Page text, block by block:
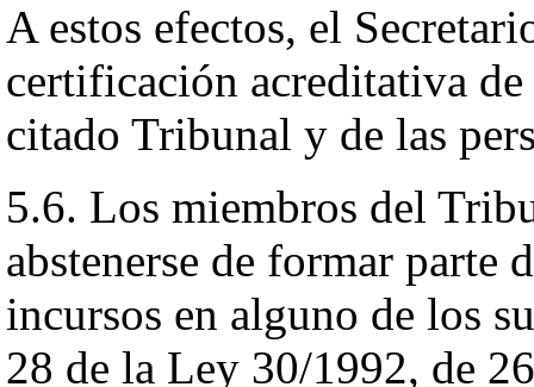
A estos efectos, el
certificación acreditativa de
citado Tribunal y de las
5.6. Los miembros del
abstenerse de formar parte
incursos en alguno de los
28 de la Ley 30/1992, de